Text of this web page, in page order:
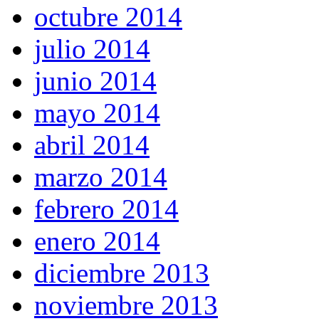
octubre 2014
julio 2014
junio 2014
mayo 2014
abril 2014
marzo 2014
febrero 2014
enero 2014
diciembre 2013
noviembre 2013